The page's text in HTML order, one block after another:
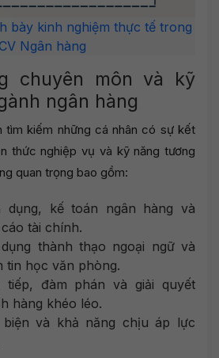
bày kinh nghiệm thực tế trong
CV Ngân hàng
chuyên môn và kỹ
ngân hàng
tìm kiếm những cá nhân có sự kết
thức nghiệp vụ và kỹ năng tương
quan trọng bao gồm:
dụng, kế toán ngân hàng và
tài chính.
thành thạo ngoại ngữ và
tin học văn phòng.
tiếp, đàm phán và giải quyết
hàng khéo léo.
và khả năng chịu áp lực